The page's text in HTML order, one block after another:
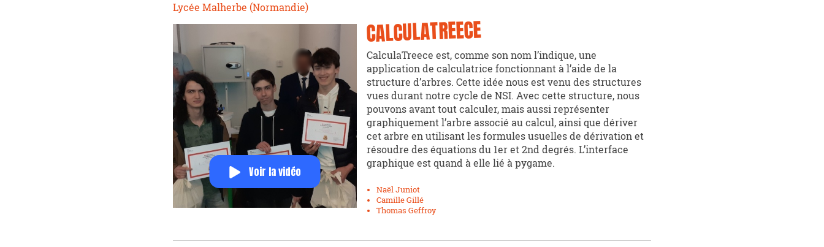
Lycée Malherbe (Normandie)
Voir la vidéo
CALCULATREECE
CalculaTreece est, comme son nom l’indique, une
application de calculatrice fonctionnant à l’aide de la
structure d’arbres. Cette idée nous est venu des structures
vues durant notre cycle de NSI. Avec cette structure, nous
pouvons avant tout calculer, mais aussi représenter
graphiquement l’arbre associé au calcul, ainsi que dériver
cet arbre en utilisant les formules usuelles de dérivation et
résoudre des équations du 1er et 2nd degrés. L’interface
graphique est quand à elle lié à pygame.
Naël Juniot
Camille Gillé
Thomas Geffroy